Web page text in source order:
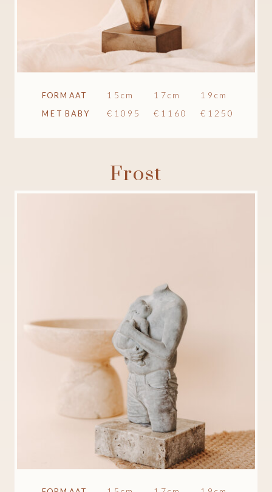
Frost
€1250
€1160
€1095
MET BABY
19cm
17cm
15cm
FORMAAT